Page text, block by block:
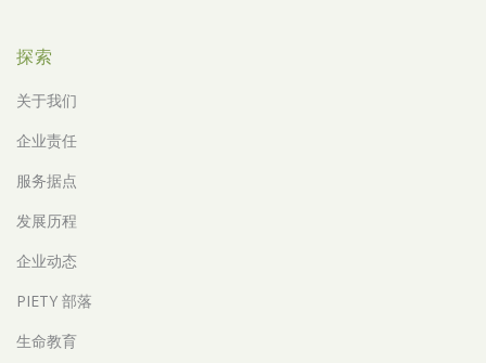
探索
关于我们
企业责任
服务据点
发展历程
企业动态
PIETY 部落
生命教育